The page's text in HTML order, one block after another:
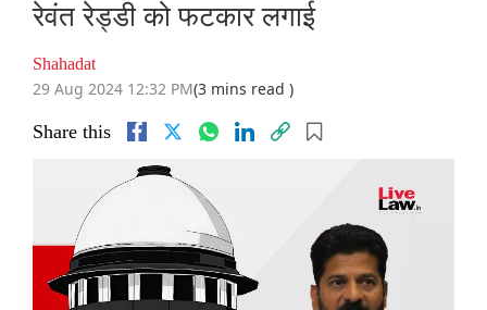
रेवंत रेड्डी को फटकार लगाई
Shahadat
29 Aug 2024 12:32 PM(3 mins read )
Share this